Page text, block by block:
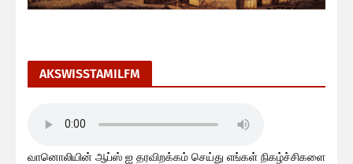
AKSWISSTAMILFM
வானொலியின் ஆப்ஸ் ஐ தரவிறக்கம் செய்து எங்கள் நிகழ்ச்சிகளை